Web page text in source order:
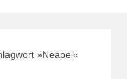
»Neapel«